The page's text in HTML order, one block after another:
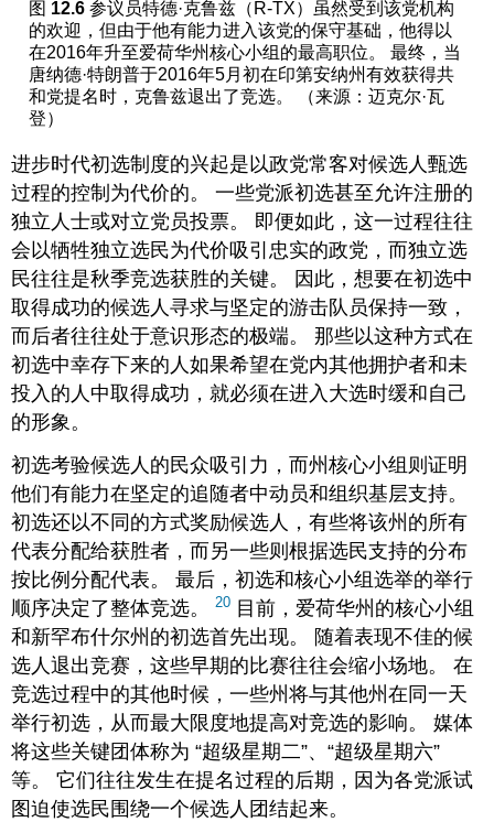
图 12.6参议员特德·克鲁兹（R-TX）虽然受到该党机构
的欢迎，但由于他有能力进入该党的保守基础，他得以
在2016年升至爱荷华州核心小组的最高职位。 最终，当
唐纳德·特朗普于2016年5月初在印第安纳州有效获得共
和党提名时，克鲁兹退出了竞选。 （来源：迈克尔·瓦
登）
进步时代初选制度的兴起是以政党常客对候选人甄选
过程的控制为代价的。 一些党派初选甚至允许注册的
独立人士或对立党员投票。 即便如此，这一过程往往
会以牺牲独立选民为代价吸引忠实的政党，而独立选
民往往是秋季竞选获胜的关键。 因此，想要在初选中
取得成功的候选人寻求与坚定的游击队员保持一致，
而后者往往处于意识形态的极端。 那些以这种方式在
初选中幸存下来的人如果希望在党内其他拥护者和未
投入的人中取得成功，就必须在进入大选时缓和自己
的形象。
初选考验候选人的民众吸引力，而州核心小组则证明
他们有能力在坚定的追随者中动员和组织基层支持。
初选还以不同的方式奖励候选人，有些将该州的所有
代表分配给获胜者，而另一些则根据选民支持的分布
按比例分配代表。 最后，初选和核心小组选举的举行
顺序决定了整体竞选。20 目前，爱荷华州的核心小组
和新罕布什尔州的初选首先出现。 随着表现不佳的候
选人退出竞赛，这些早期的比赛往往会缩小场地。 在
竞选过程中的其他时候，一些州将与其他州在同一天
举行初选，从而最大限度地提高对竞选的影响。 媒体
将这些关键团体称为 “超级星期二”、“超级星期六”
等。 它们往往发生在提名过程的后期，因为各党派试
图迫使选民围绕一个候选人团结起来。